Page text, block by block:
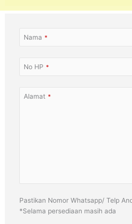
Nama *
No HP *
Alamat *
Pastikan Nomor Whatsapp/ Telp
*Selama persediaan masih ada